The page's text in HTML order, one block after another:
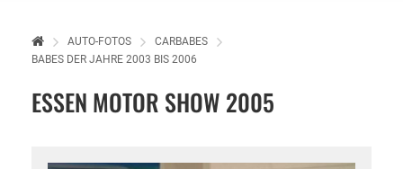
AUTO-FOTOS
CARBABES
BABES DER JAHRE 2003 BIS 2006
ESSEN MOTOR SHOW 2005